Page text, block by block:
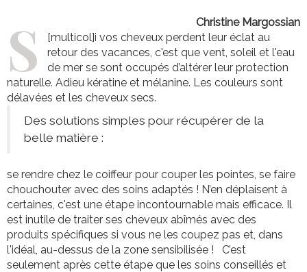
Christine Margossian
[multicol]
S
i vos cheveux perdent leur éclat au
retour des vacances, c'est que vent, soleil et l'eau
de mer se sont occupés d’altérer leur protection
naturelle. Adieu kératine et mélanine. Les couleurs sont
délavées et les cheveux secs.
Des solutions simples pour récupérer de la
belle matière :
se rendre chez le coiffeur pour couper les pointes, se faire
chouchouter avec des soins adaptés ! N’en déplaisent à
certaines, c'est une étape incontournable mais efficace. Il
est inutile de traiter ses cheveux abîmés avec des
produits spécifiques si vous ne les coupez pas et, dans
l'idéal, au-dessus de la zone sensibilisée ! C’est
seulement après cette étape que les soins conseillés et